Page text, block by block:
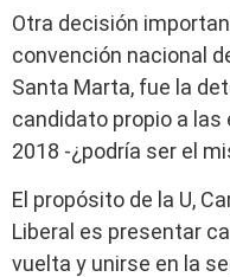
Otra decisión
convención nacional
Santa Marta, fue la
candidato propio a
2018 -¿podría ser el
El propósito de la U,
Liberal es presentar
vuelta y unirse en la